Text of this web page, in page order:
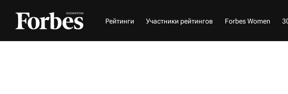
Рейтинги Участники рейтингов Forbes Women